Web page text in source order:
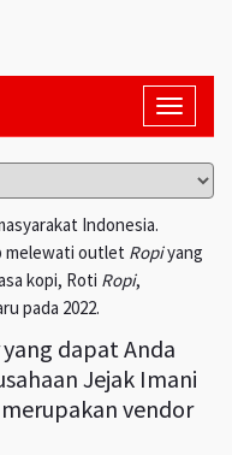
Toggle
Indonesia.
melewati outlet Ropiyang
kopi, Roti Ropi,
pada 2022.
yang dapat Anda
Jejak Imani
vendor